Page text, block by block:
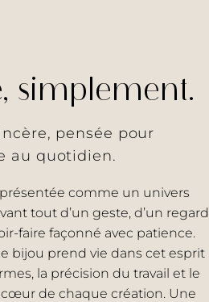
simplement.
pensée pour
au quotidien.
comme un univers
tout d’un geste, d’un regard
faire façonné avec patience.
bijou prend vie dans cet esprit
la précision du travail et le
de chaque création. Une